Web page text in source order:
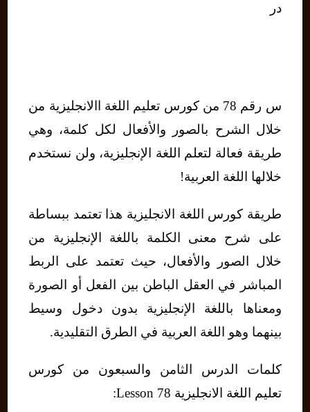
در
س رقم 78 من كورس تعليم اللغة االانجليزية من
خلال الشرح بالصور والأفعال لكل كلمة، وهي
طريقة فعالة لتعلم اللغة الإنجليزية، ولن نستخدم
خلالها اللغة العربية!
طريقة كورس اللغة الانجليزية هذا تعتمد ببساطة
على شرح معنى الكلمة باللغة الإنجليزية من
خلال الصور والأفعال، حيث تعتمد على الربط
المباشر في العقل الباطن بين الفعل أو الصورة
ومعناها باللغة الإنجليزية بدون دخول وسيط
بينهما وهو اللغة العربية في الطرق التقليدية.
كلمات الدرس الثامن والسبعون من كورس
تعليم اللغة الانجليزية Lesson 78: